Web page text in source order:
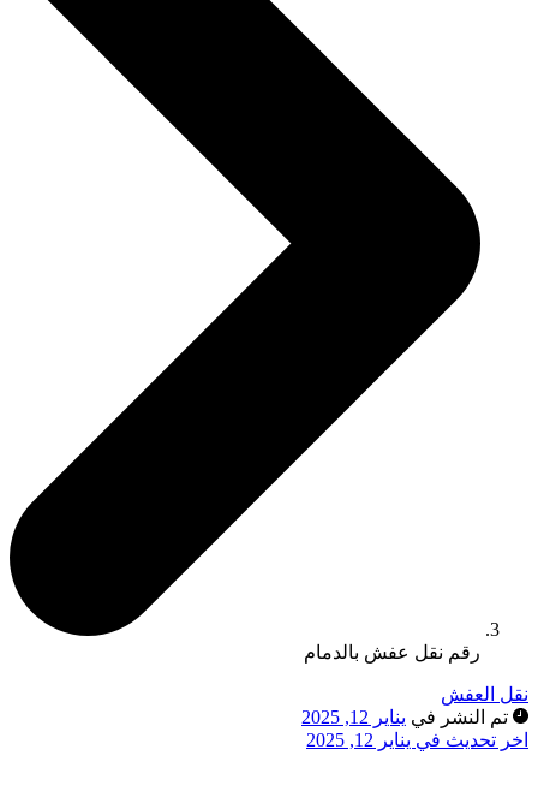
رقم نقل عفش بالدمام
نقل العفش
تم النشر في يناير 12, 2025
اخر تحديث في يناير 12, 2025